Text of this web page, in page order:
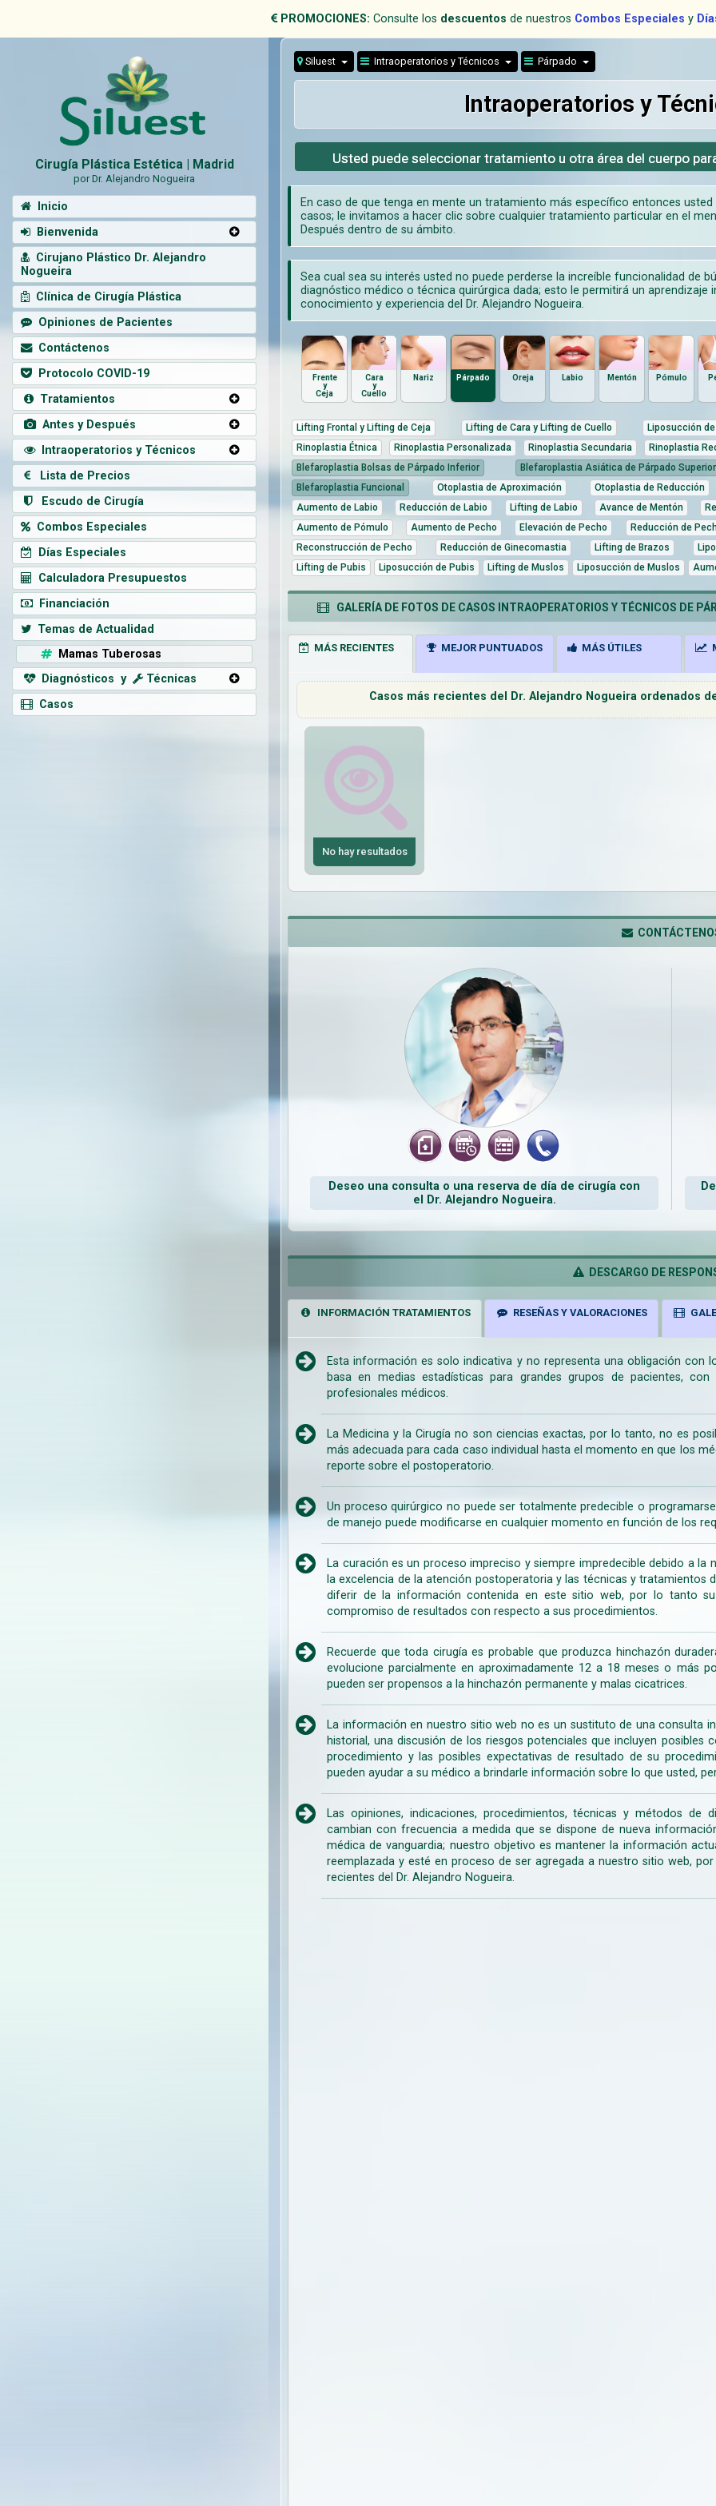
PROMOCIONES: Consulte los descuentos de nuestros Combos Especiales y
Cirugía Plástica Estética | Madrid
por Dr. Alejandro Nogueira
Inicio
Bienvenida
Cirujano Plástico Dr. Alejandro
Nogueira
Clínica de Cirugía Plástica
Opiniones de Pacientes
Contáctenos
Protocolo COVID-19
Tratamientos
Antes y Después
Intraoperatorios y Técnicos
Lista de Precios
Escudo de Cirugía
Combos Especiales
Días Especiales
Calculadora Presupuestos
Financiación
Temas de Actualidad
Mamas Tuberosas
Diagnósticos y
Técnicas
Casos
Siluest Intraoperatorios y Técnicos Párpado
Intraoperatorios y
Usted puede seleccionar tratamiento u otra área del cuerpo
En caso de que tenga en mente un tratamiento más específico entonces
casos; le invitamos a hacer clic sobre cualquier tratamiento particular en el
Después dentro de su ámbito.
Sea cual sea su interés usted no puede perderse la increíble funcionalidad de
diagnóstico médico o técnica quirúrgica dada; esto le permitirá un aprendizaje
conocimiento y experiencia del Dr. Alejandro Nogueira.
Frente
y
Ceja
Cara
y
Cuello
Nariz Párpado Oreja Labio Mentón Pómulo
Lifting Frontal y Lifting de Ceja Lifting de Cara y Lifting de Cuello
Liposucción
Rinoplastia Étnica
Rinoplastia Personalizada Rinoplastia Secundaria
Rinoplastia
Blefaroplastia Bolsas de Párpado Inferior
Blefaroplastia Asiática de Párpado Superior
Blefaroplastia Funcional
Otoplastia de Aproximación
Otoplastia de Reducción
Aumento de Labio
Reducción de Labio Lifting de Labio Avance de Mentón
Aumento de Pómulo
Aumento de Pecho Elevación de Pecho
Reducción de
Reconstrucción de Pecho
Reducción de Ginecomastia Lifting de Brazos
Lifting de Pubis
Liposucción de Pubis Lifting de Muslos Liposucción de Muslos
GALERÍA DE FOTOS DE CASOS INTRAOPERATORIOS Y TÉCNICOS DE
MÁS RECIENTES MEJOR PUNTUADOS MÁS ÚTILES
Casos más recientes del Dr. Alejandro Nogueira ordenados
No hay resultados
Deseo una consulta o una reserva de día de cirugía con
el Dr. Alejandro Nogueira.
DESCARGO DE
INFORMACIÓN TRATAMIENTOS RESEÑAS Y VALORACIONES
Esta información es solo indicativa y no representa una obligación con
basa en medias estadísticas para grandes grupos de pacientes,
profesionales médicos.
La Medicina y la Cirugía no son ciencias exactas, por lo tanto, no es
más adecuada para cada caso individual hasta el momento en que los
reporte sobre el postoperatorio.
Un proceso quirúrgico no puede ser totalmente predecible o
de manejo puede modificarse en cualquier momento en función de los
La curación es un proceso impreciso y siempre impredecible debido a
la excelencia de la atención postoperatoria y las técnicas y
diferir de la información contenida en este sitio web, por lo tanto
compromiso de resultados con respecto a sus procedimientos.
Recuerde que toda cirugía es probable que produzca hinchazón
evolucione parcialmente en aproximadamente 12 a 18 meses o más
pueden ser propensos a la hinchazón permanente y malas cicatrices.
La información en nuestro sitio web no es un sustituto de una consulta
historial, una discusión de los riesgos potenciales que incluyen
procedimiento y las posibles expectativas de resultado de su
pueden ayudar a su médico a brindarle información sobre lo que usted,
Las opiniones, indicaciones, procedimientos, técnicas y métodos de
cambian con frecuencia a medida que se dispone de nueva
médica de vanguardia; nuestro objetivo es mantener la información
reemplazada y esté en proceso de ser agregada a nuestro sitio web,
recientes del Dr. Alejandro Nogueira.